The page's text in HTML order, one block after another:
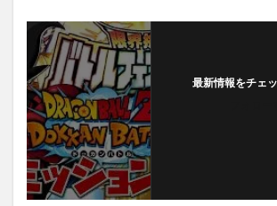
最新情報をチェ